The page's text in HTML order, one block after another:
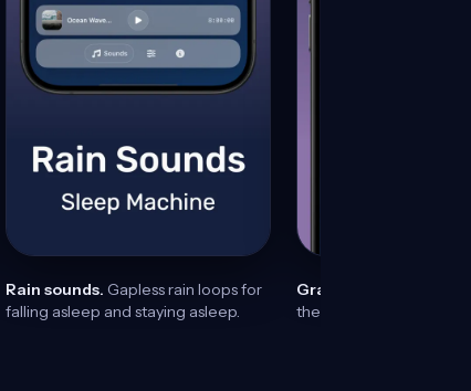
Rain sounds. Gapless rain loops for
falling asleep and staying asleep.
Gradual fade.
the ending never wakes